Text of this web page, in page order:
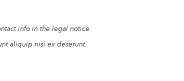
info in the legal notice.
aliquip nisi ex deserunt.